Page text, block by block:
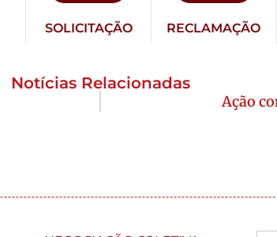
SOLICITAÇÃO RECLAMAÇÃO
Notícias Relacionadas
Ação